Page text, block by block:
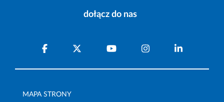
dołącz do nas
MAPA STRONY